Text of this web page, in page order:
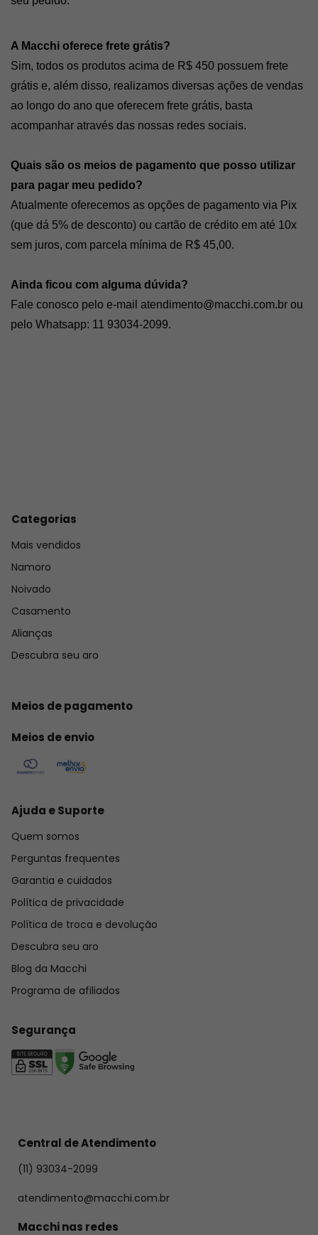
A Macchi oferece frete grátis?
Sim, todos os produtos acima de R$ 450 possuem frete
grátis e, além disso, realizamos diversas ações de vendas
ao longo do ano que oferecem frete grátis, basta
acompanhar através das nossas redes sociais.
Quais são os meios de pagamento que posso utilizar
para pagar meu pedido?
Atualmente oferecemos as opções de pagamento via Pix
(que dá 5% de desconto) ou cartão de crédito em até 10x
sem juros, com parcela mínima de R$ 45,00.
Ainda ficou com alguma dúvida?
Fale conosco pelo e-mail atendimento@macchi.com.br ou
pelo Whatsapp: 11 93034-2099.
Categorias
Mais vendidos
Namoro
Noivado
Casamento
Alianças
Descubra seu aro
Meios de pagamento
Meios de envio
Ajuda e Suporte
Quem somos
Perguntas frequentes
Garantia e cuidados
Política de privacidade
Política de troca e devolução
Descubra seu aro
Blog da Macchi
Programa de afiliados
Segurança
Central de Atendimento
(11) 93034-2099
atendimento@macchi.com.br
Macchi nas redes